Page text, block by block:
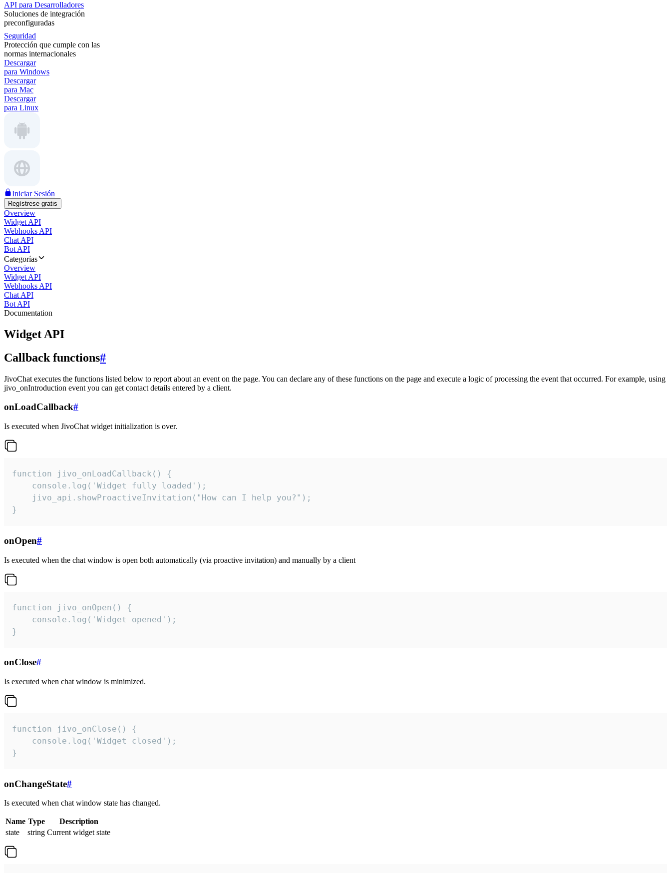
API para Desarrolladores
Soluciones de integración
preconfiguradas
Seguridad
Protección que cumple con las
normas internacionales
Descargar
para Windows
Descargar
para Mac
Descargar
para Linux
Iniciar Sesión
Regístrese gratis
Overview
Widget API
Webhooks API
Chat API
Bot API
Categorías
Overview
Widget API
Webhooks API
Chat API
Bot API
Documentation
Widget API
Callback functions#
JivoChat executes the functions listed below to report about an event on the page. You can declare any of these functions on the page and execute a logic of processing the event that occurred. For example, using
jivo_onIntroduction event you can get contact details entered by a client.
onLoadCallback#
Is executed when JivoChat widget initialization is over.
function jivo_onLoadCallback() {
    console.log('Widget fully loaded');
    jivo_api.showProactiveInvitation("How can I help you?");
}
onOpen#
Is executed when the chat window is open both automatically (via proactive invitation) and manually by a client
function jivo_onOpen() {
    console.log('Widget opened');
}
onClose#
Is executed when chat window is minimized.
function jivo_onClose() {
    console.log('Widget closed');
}
onChangeState#
Is executed when chat window state has changed.
Name Type
Description
state
string Current widget state